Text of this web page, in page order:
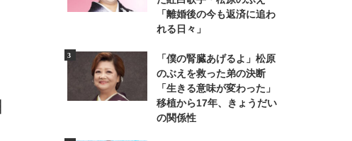
「離婚後の今も返済に追わ
れる日々」
「僕の腎臓あげるよ」松原
のぶえを救った弟の決断
「生きる意味が変わった」
移植から17年、きょうだい
の関係性